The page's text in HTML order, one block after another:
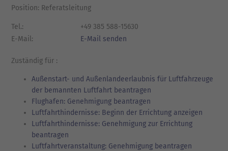
Position: Referatsleitung
Tel.:
+49 385 588-15630
E-Mail:
E-Mail senden
Zuständig für :
Außenstart- und Außenlandeerlaubnis für Luftfahrzeuge
der bemannten Luftfahrt beantragen
Flughafen: Genehmigung beantragen
Luftfahrthindernisse: Beginn der Errichtung anzeigen
Luftfahrthindernisse: Genehmigung zur Errichtung
beantragen
Luftfahrtveranstaltung: Genehmigung beantragen